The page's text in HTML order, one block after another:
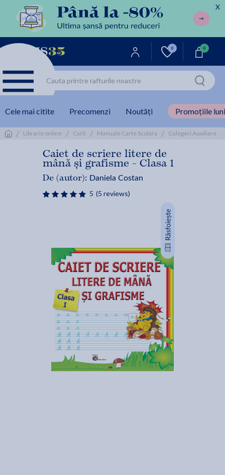
X
0 0
Cele mai citite Precomenzi Noutăți Promoțiile
/ Librarie online / Carti / Manuale Carte Scolara / Culegeri Auxiliare
Caiet de scriere litere de
mână și grafisme - Clasa 1
De (autor): Daniela Costan
5 (5 reviews)